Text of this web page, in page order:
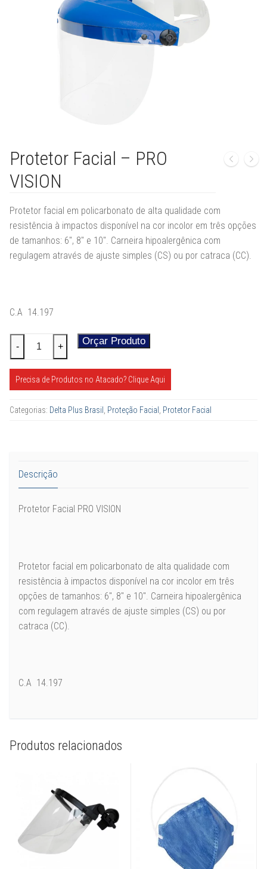
Protetor Facial – PRO
VISION
Protetor facial em policarbonato de alta qualidade com
resistência à impactos disponível na cor incolor em três opções
de tamanhos: 6″, 8″ e 10″. Carneira hipoalergênica com
regulagem através de ajuste simples (CS) ou por catraca (CC).
C.A 14.197
Protetor
Facial
-
PRO
quantidade
- + Orçar Produto
Precisa de Produtos no Atacado? Clique Aqui
Categorias: Delta Plus Brasil , Proteção Facial , Protetor Facial
Descrição
Protetor Facial PRO VISION
Protetor facial em policarbonato de alta qualidade com
resistência à impactos disponível na cor incolor em três
opções de tamanhos: 6″, 8″ e 10″. Carneira hipoalergênica
com regulagem através de ajuste simples (CS) ou por
catraca (CC).
C.A 14.197
Produtos relacionados